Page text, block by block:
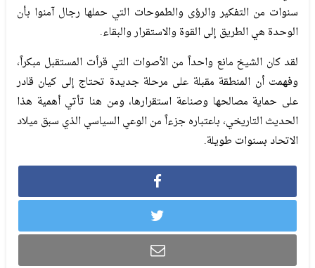
سنوات من التفكير والرؤى والطموحات التي حملها رجال آمنوا بأن
الوحدة هي الطريق إلى القوة والاستقرار والبقاء.
لقد كان الشيخ مانع واحداً من الأصوات التي قرأت المستقبل مبكراً،
وفهمت أن المنطقة مقبلة على مرحلة جديدة تحتاج إلى كيان قادر
على حماية مصالحها وصناعة استقرارها، ومن هنا تأتي أهمية هذا
الحديث التاريخي، باعتباره جزءاً من الوعي السياسي الذي سبق ميلاد
الاتحاد بسنوات طويلة.